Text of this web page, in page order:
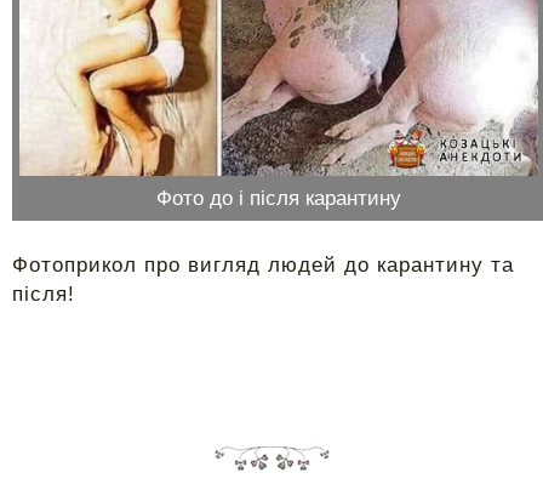
Фото до і після карантину
Фотоприкол про вигляд людей до карантину та
після!